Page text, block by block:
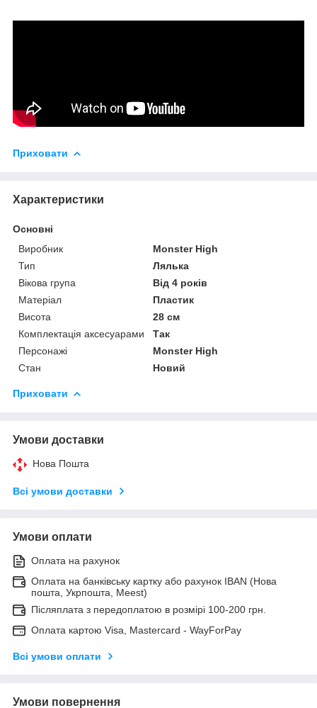
Приховати
Характеристики
Основні
Виробник
Monster High
Тип
Лялька
Вікова група
Від 4 років
Матеріал
Пластик
Висота
28 см
Комплектація аксесуарами
Так
Персонажі
Monster High
Стан
Новий
Приховати
Умови доставки
Нова Пошта
Всі умови доставки
Умови оплати
Оплата на рахунок
Оплата на банківську картку або рахунок IBAN (Нова
пошта, Укрпошта, Meest)
Післяплата з передоплатою в розмірі 100-200 грн.
Оплата картою Visa, Mastercard - WayForPay
Всі умови оплати
Умови повернення